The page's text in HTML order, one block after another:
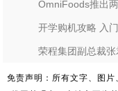
OmniFoods推出
开学购机攻略 入
荣程集团副总裁
免责声明：所有文字、图